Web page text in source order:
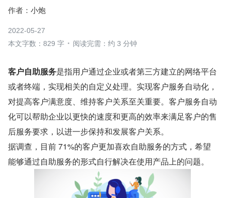
作者： 小炮
2022-05-27
本文字数：829 字
阅读完需：约 3 分钟
客户自助服务是指用户通过企业或者第三方建立的网络平台
或者终端，实现相关的自定义处理。实现客户服务自动化，
对提高客户满意度、维持客户关系至关重要。客户服务自动
化可以帮助企业以更快的速度和更高的效率来满足客户的售
后服务要求，以进一步保持和发展客户关系。
据调查，目前 71%的客户更加喜欢自助服务的方式，希望
能够通过自助服务的形式自行解决在使用产品上的问题。